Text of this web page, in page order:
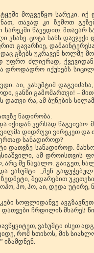
მოგვეწყო სარეკი. იქ
თავად კი ზემოთ
სარეკში წავედით. მთავარ
ცოტა ხანს
გავარჩიე,
გზებს უკრავენ ხოლმე
უფრო ძლიერად,
იქუხებს
აი, ვახუშტიმ
ყანწი გამომართვი! –
რა, ამ ბუნების
ნადირობა.
ვერსად წაგვივაო.
დიდრუვი ვირეკეთ და
ერთად სანადიროდ?
დათვზე სანადიროდ.
ამ
მე წავალო. გაიგეთ,
„შენ გაფუჭებულ
შედარებით
ჰო, ჰო, აი, დედა უტირე,
სოფლიდანვე
დათვები ჩრდილის მხარეს
ვახუშტი ისეთ
რომ ხთისოს, მის
იზამდნენ.